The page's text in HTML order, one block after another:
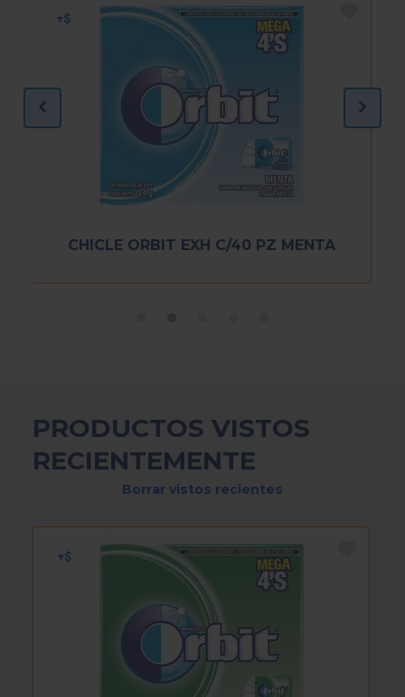
CHICLE ORBIT EXH C/40 PZ MENTA
PRODUCTOS VISTOS
RECIENTEMENTE
Borrar vistos recientes